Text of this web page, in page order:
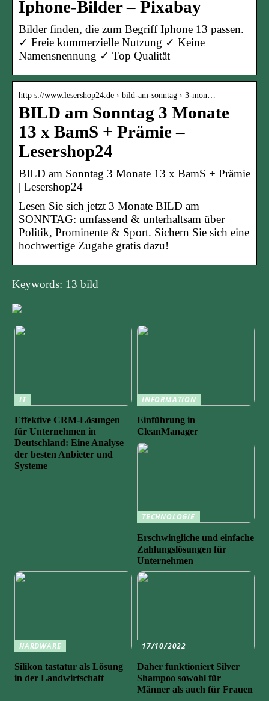
Iphone-Bilder – Pixabay
Bilder finden, die zum Begriff Iphone 13 passen.
✓ Freie kommerzielle Nutzung ✓ Keine
Namensnennung ✓ Top Qualität
http s://www.lesershop24.de › bild-am-sonntag › 3-mon…
BILD am Sonntag 3 Monate
13 x BamS + Prämie –
Lesershop24
BILD am Sonntag 3 Monate 13 x BamS + Prämie
| Lesershop24
Lesen Sie sich jetzt 3 Monate BILD am
SONNTAG: umfassend & unterhaltsam über
Politik, Prominente & Sport. Sichern Sie sich eine
hochwertige Zugabe gratis dazu!
Keywords: 13 bild
IT
Effektive CRM-Lösungen
für Unternehmen in
Deutschland: Eine Analyse
der besten Anbieter und
Systeme
INFORMATION
Einführung in
CleanManager
TECHNOLOGIE
Erschwingliche und einfache
Zahlungslösungen für
Unternehmen
HARDWARE
Silikon tastatur als Lösung
in der Landwirtschaft
17/10/2022
Daher funktioniert Silver
Shampoo sowohl für
Männer als auch für Frauen